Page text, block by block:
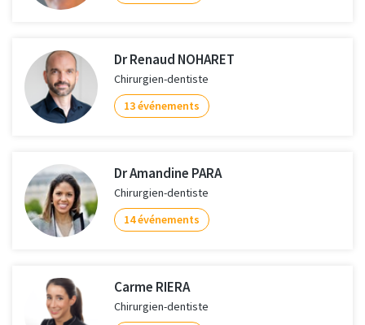
Dr Renaud NOHARET
Chirurgien-dentiste
13 événements
Dr Amandine PARA
Chirurgien-dentiste
14 événements
Carme RIERA
Chirurgien-dentiste